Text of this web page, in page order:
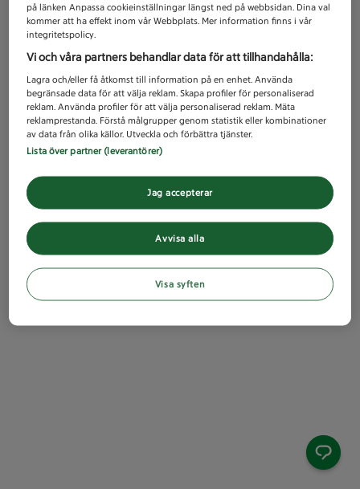
på länken Anpassa cookieinställningar längst ned på webbsidan. Dina val
kommer att ha effekt inom vår Webbplats. Mer information finns i vår
integritetspolicy.
Vi och våra partners behandlar data för att tillhandahålla:
Lagra och/eller få åtkomst till information på en enhet. Använda
begränsade data för att välja reklam. Skapa profiler för personaliserad
reklam. Använda profiler för att välja personaliserad reklam. Mäta
reklamprestanda. Förstå målgrupper genom statistik eller kombinationer
av data från olika källor. Utveckla och förbättra tjänster.
Lista över partner (leverantörer)
Avvisa alla
Jag accepterar
Visa syften